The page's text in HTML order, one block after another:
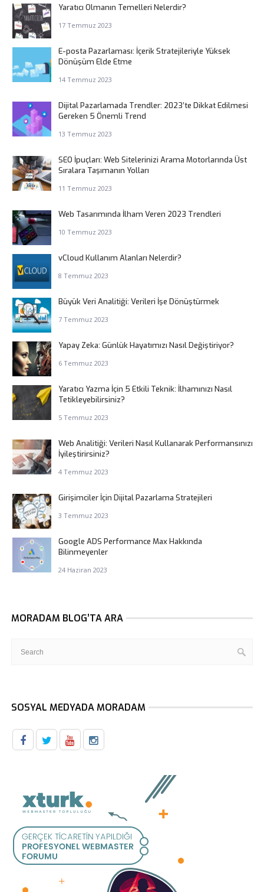
Yaratıcı Olmanın Temelleri Nelerdir?
17 Temmuz 2023
E-posta Pazarlaması: İçerik Stratejileriyle Yüksek
Dönüşüm Elde Etme
14 Temmuz 2023
Dijital Pazarlamada Trendler: 2023’te Dikkat Edilmesi
Gereken 5 Önemli Trend
13 Temmuz 2023
SEO İpuçları: Web Sitelerinizi Arama Motorlarında Üst
Sıralara Taşımanın Yolları
11 Temmuz 2023
Web Tasarımında İlham Veren 2023 Trendleri
10 Temmuz 2023
vCloud Kullanım Alanları Nelerdir?
8 Temmuz 2023
Büyük Veri Analitiği: Verileri İşe Dönüştürmek
7 Temmuz 2023
Yapay Zeka: Günlük Hayatımızı Nasıl Değiştiriyor?
6 Temmuz 2023
Yaratıcı Yazma İçin 5 Etkili Teknik: İlhamınızı Nasıl
Tetikleyebilirsiniz?
5 Temmuz 2023
Web Analitiği: Verileri Nasıl Kullanarak Performansınızı
İyileştirirsiniz?
4 Temmuz 2023
Girişimciler İçin Dijital Pazarlama Stratejileri
3 Temmuz 2023
Google ADS Performance Max Hakkında
Bilinmeyenler
24 Haziran 2023
MORADAM BLOG’TA ARA
SOSYAL MEDYADA MORADAM